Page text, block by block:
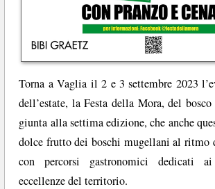
Torna a Vaglia il 2 e 3 settembre 2023
dell’estate, la Festa della Mora, del
giunta alla settima edizione, che anche
dolce frutto dei boschi mugellani al ritmo
con percorsi gastronomici dedicati
eccellenze del territorio.